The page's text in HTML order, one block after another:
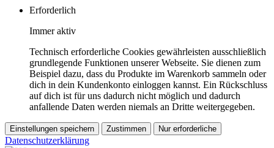
Erforderlich
Immer aktiv
Technisch erforderliche Cookies gewährleisten ausschließlich
grundlegende Funktionen unserer Webseite. Sie dienen zum
Beispiel dazu, dass du Produkte im Warenkorb sammeln oder
dich in dein Kundenkonto einloggen kannst. Ein Rückschluss
auf dich ist für uns dadurch nicht möglich und dadurch
anfallende Daten werden niemals an Dritte weitergegeben.
Einstellungen speichern Zustimmen Nur erforderliche
Datenschutzerklärung